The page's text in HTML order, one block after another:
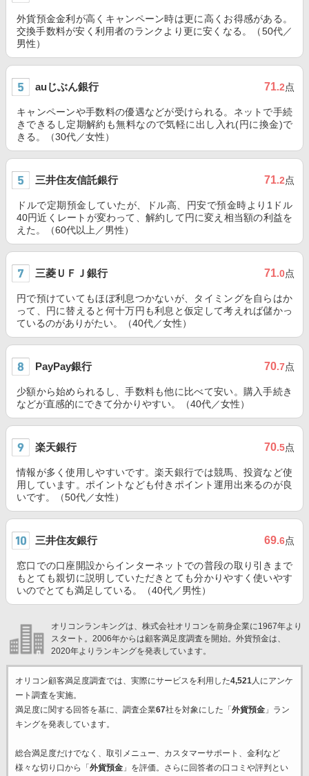
外貨預金金利が高くキャンペーン時は更に高くお得感がある。
交換手数料が安く利用者のランクより更に安くなる。（50代／
男性）
auじぶん銀行 71.2点
キャンペーンや手数料の優遇などが受けられる。ネットで手続
きできるし定期解約も無料なので気軽に出し入れ(円に換金)で
きる。（30代／女性）
三井住友信託銀行 71.2点
ドルで定期預金していたが、ドル高、円安で預金時より1ドル
40円近くレートが変わって、解約して円に変え相当額の利益を
えた。（60代以上／男性）
三菱ＵＦＪ銀行 71.0点
円で預けていてもほぼ利息つかないが、タイミングを自らはか
って、円に替えると何十万円も利息と仮定して考えれば儲かっ
ているのがありがたい。（40代／女性）
PayPay銀行 70.7点
少額から始められるし、手数料も他に比べて安い。購入手続き
などが直感的にできて分かりやすい。（40代／女性）
楽天銀行 70.5点
情報が多く使用しやすいです。楽天銀行では競馬、投資など使
用しています。ポイントなども付きポイント運用出来るのが良
いです。（50代／女性）
三井住友銀行 69.6点
窓口での口座開設からインターネットでの普段の取り引きまで
もとても親切に説明していただきとても分かりやすく使いやす
いのでとても満足している。（40代／男性）
オリコンランキングは、株式会社オリコンを前身企業に1967年より
スタート。2006年からは顧客満足度調査を開始。外貨預金は、
2020年よりランキングを発表しています。
オリコン顧客満足度調査では、実際にサービスを利用した4,521人にアンケ
ート調査を実施。
満足度に関する回答を基に、調査企業67社を対象にした「 外貨預金」ラン
キングを発表しています。
総合満足度だけでなく、取引メニュー、カスタマーサポート、金利など
様々な切り口から「 外貨預金」を評価。さらに回答者の口コミや評判とい